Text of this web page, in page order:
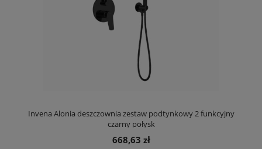
Invena Alonia deszczownia zestaw podtynkowy 2 funkcyjny
czarny połysk
668,63 zł